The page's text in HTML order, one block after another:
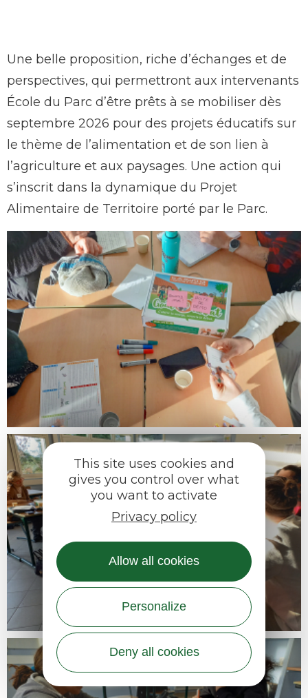
Une belle proposition, riche d’échanges et de
perspectives, qui permettront aux intervenants
École du Parc d’être prêts à se mobiliser dès
septembre 2026 pour des projets éducatifs sur
le thème de l’alimentation et de son lien à
l’agriculture et aux paysages. Une action qui
s’inscrit dans la dynamique du Projet
Alimentaire de Territoire porté par le Parc.
This site uses cookies and
gives you control over what
you want to activate
Privacy policy
Allow all cookies
Personalize
Deny all cookies